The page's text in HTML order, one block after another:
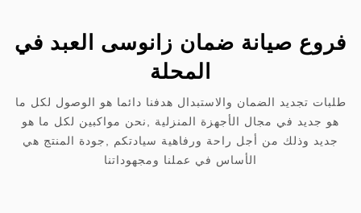
فروع صيانة ضمان زانوسى العبد في
المحلة
طلبات تجديد الضمان والاستبدال هدفنا دائما هو الوصول لكل ما
هو جديد في مجال الأجهزة المنزلية ,نحن مواكبين لكل ما هو
جديد وذلك من أجل راحة ورفاهية سيادتكم ,جودة المنتج هي
الأساس في عملنا ومجهوداتنا